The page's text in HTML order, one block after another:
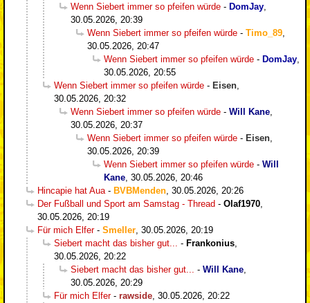
Wenn Siebert immer so pfeifen würde - DomJay,
30.05.2026, 20:39
Wenn Siebert immer so pfeifen würde - Timo_89,
30.05.2026, 20:47
Wenn Siebert immer so pfeifen würde - DomJay,
30.05.2026, 20:55
Wenn Siebert immer so pfeifen würde - Eisen,
30.05.2026, 20:32
Wenn Siebert immer so pfeifen würde - Will Kane,
30.05.2026, 20:37
Wenn Siebert immer so pfeifen würde - Eisen,
30.05.2026, 20:39
Wenn Siebert immer so pfeifen würde - Will
Kane, 30.05.2026, 20:46
Hincapie hat Aua- BVBMenden, 30.05.2026, 20:26
Der Fußball und Sport am Samstag - Thread - Olaf1970,
30.05.2026, 20:19
Für mich Elfer- Smeller, 30.05.2026, 20:19
Siebert macht das bisher gut... - Frankonius,
30.05.2026, 20:22
Siebert macht das bisher gut... - Will Kane,
30.05.2026, 20:29
Für mich Elfer- rawside, 30.05.2026, 20:22